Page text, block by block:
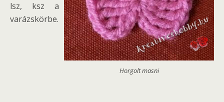
Horgolt masni
lsz, ksz a
varázskörbe.